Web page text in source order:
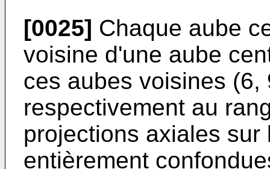
[0025] Chaque aube
voisine d'une aube
ces aubes voisines (6,
respectivement au
projections axiales
entièrement